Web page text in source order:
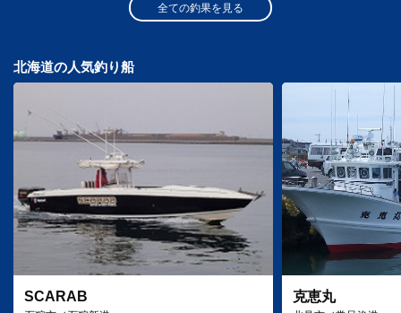
全ての釣果を見る
北海道の人気釣り船
SCARAB 克恵丸